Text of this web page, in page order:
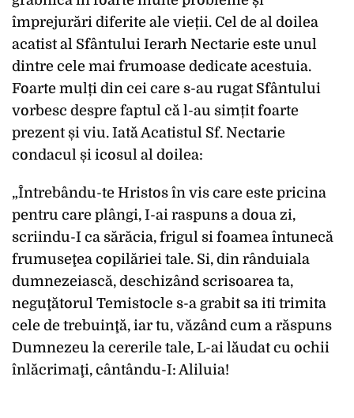
împrejurări diferite ale vieții. Cel de al doilea
acatist al Sfântului Ierarh Nectarie este unul
dintre cele mai frumoase dedicate acestuia.
Foarte mulți din cei care s-au rugat Sfântului
vorbesc despre faptul că l-au simțit foarte
prezent și viu. Iată Acatistul Sf. Nectarie
condacul și icosul al doilea:
„Întrebându-te Hristos în vis care este pricina
pentru care plângi, I-ai raspuns a doua zi,
scriindu-I ca sărăcia, frigul si foamea întunecă
frumuseţea copilăriei tale. Si, din rânduiala
dumnezeiască, deschizând scrisoarea ta,
neguţătorul Temistocle s-a grabit sa iti trimita
cele de trebuinţă, iar tu, văzând cum a răspuns
Dumnezeu la cererile tale, L-ai lăudat cu ochii
înlăcrimaţi, cântându-I: Aliluia!